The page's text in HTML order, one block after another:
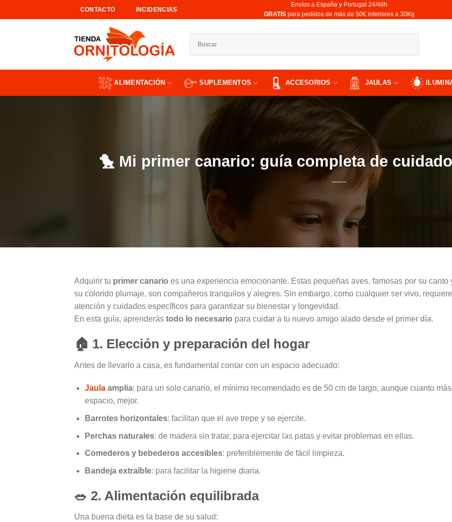
al
CONTACTO INCIDENCIAS
Envíos a España y Portugal 24/48h
​GRATISpara pedidos de más de 50€ inferiores a 30Kg
ALIMENTACIÓN SUPLEMENTOS ACCESORIOS JAULAS
🐤 Mi primer canario: guía completa de
Adquirir tu primer canario es una experiencia emocionante. Estas pequeñas aves, famosas por su canto
su colorido plumaje, son compañeros tranquilos y alegres. Sin embargo, como cualquier ser vivo,
atención y cuidados específicos para garantizar su bienestar y longevidad.
En esta guía, aprenderás todo lo necesario para cuidar a tu nuevo amigo alado desde el primer día.
🏠 1. Elección y preparación del hogar
Antes de llevarlo a casa, es fundamental contar con un espacio adecuado:
Jaula amplia: para un solo canario, el mínimo recomendado es de 50 cm de largo, aunque cuanto más
espacio, mejor.
Barrotes horizontales: facilitan que el ave trepe y se ejercite.
Perchas naturales: de madera sin tratar, para ejercitar las patas y evitar problemas en ellas.
Comederos y bebederos accesibles: preferiblemente de fácil limpieza.
Bandeja extraíble: para facilitar la higiene diaria.
🥗 2. Alimentación equilibrada
Una buena dieta es la base de su salud: